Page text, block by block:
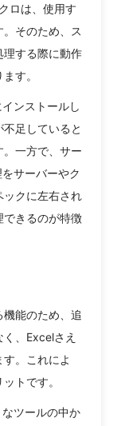
ロは、使用す
そのため、ス
理する際に動作
す。
ンストールし
足していると
一方で、サー
サーバーやク
ックに左右され
できるのが特徴
能のため、追
、Excelさえ
。これによ
トです。
ツールの中か